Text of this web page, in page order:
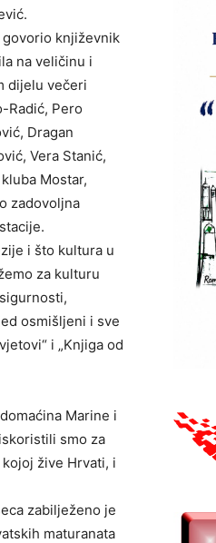
govorio književnik
na veličinu i
dijelu večeri
Radić, Pero
Dragan
Vera Stanić,
Mostar,
zadovoljna
i što kultura u
za kulturu
osmišljeni i sve
i „Knjiga od
Marine i
smo za
žive Hrvati, i
zabilježeno je
maturanata